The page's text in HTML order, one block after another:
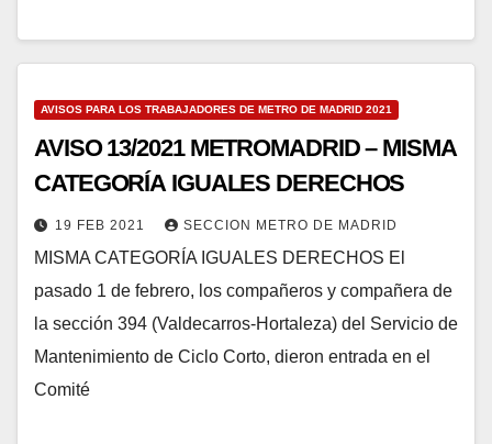
AVISOS PARA LOS TRABAJADORES DE METRO DE MADRID 2021
AVISO 13/2021 METROMADRID – MISMA
CATEGORÍA IGUALES DERECHOS
19 FEB 2021 SECCION METRO DE MADRID
MISMA CATEGORÍA IGUALES DERECHOS El
pasado 1 de febrero, los compañeros y compañera de
la sección 394 (Valdecarros-Hortaleza) del Servicio de
Mantenimiento de Ciclo Corto, dieron entrada en el
Comité